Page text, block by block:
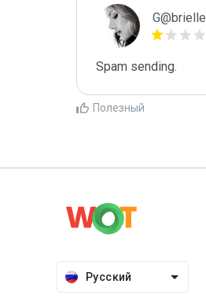
G@brielle
Spam sending.
Полезный
Русский